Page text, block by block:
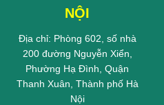
NỘI
Địa chỉ: Phòng 602, số nhà
200 đường Nguyễn Xiển,
Phường Hạ Đình, Quận
Thanh Xuân, Thành phố Hà
Nội